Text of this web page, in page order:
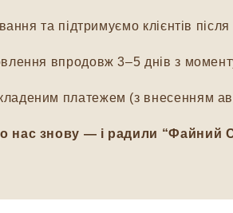
та підтримуємо клієнтів після
впродовж 3–5 днів з
платежем (з внесенням
нас знову — і радили “Файний